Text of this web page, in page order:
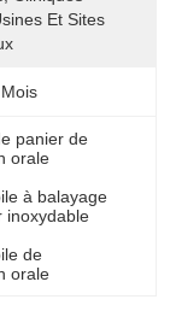
Et Sites
panier de
orale
à balayage
inoxydable
de
orale